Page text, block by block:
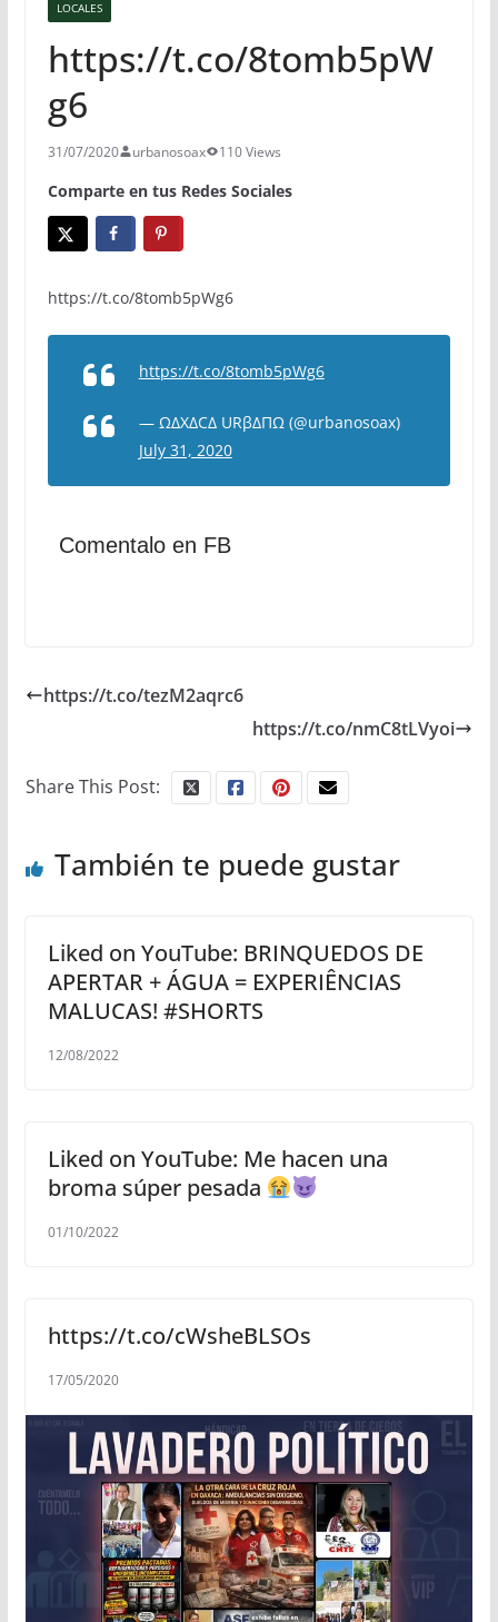
LOCALES
https://t.co/8tomb5pW
g6
31/07/2020 urbanosoax 110 Views
Comparte en tus Redes Sociales
https://t.co/8tomb5pWg6
https://t.co/8tomb5pWg6
— ΩΔXΔCΔ URβΔΠΩ (@urbanosoax)
July 31, 2020
Comentalo en FB
https://t.co/tezM2aqrc6
https://t.co/nmC8tLVyoi
Share This Post:
También te puede gustar
Liked on YouTube: BRINQUEDOS DE
APERTAR + ÁGUA = EXPERIÊNCIAS
MALUCAS! #SHORTS
12/08/2022
Liked on YouTube: Me hacen una
broma súper pesada
01/10/2022
https://t.co/cWsheBLSOs
17/05/2020